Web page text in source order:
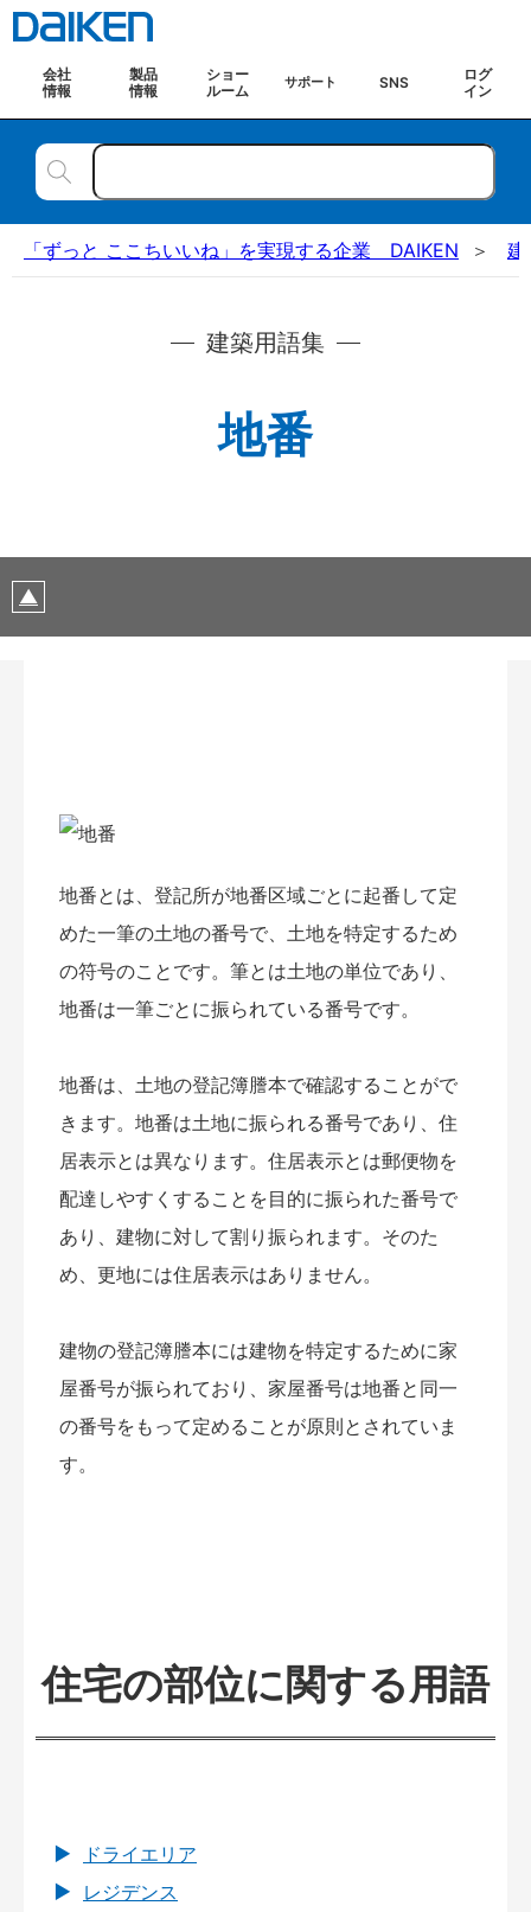
会社
情報
製品
情報
ショー
ルーム
サポート SNS
ログ
イン
「ずっと ここちいいね」を実現する企業 DAIKEN 建
建築用語集
地番
地番とは、登記所が地番区域ごとに起番して定
めた一筆の土地の番号で、土地を特定するため
の符号のことです。筆とは土地の単位であり、
地番は一筆ごとに振られている番号です。
地番は、土地の登記簿謄本で確認することがで
きます。地番は土地に振られる番号であり、住
居表示とは異なります。住居表示とは郵便物を
配達しやすくすることを目的に振られた番号で
あり、建物に対して割り振られます。そのた
め、更地には住居表示はありません。
建物の登記簿謄本には建物を特定するために家
屋番号が振られており、家屋番号は地番と同一
の番号をもって定めることが原則とされていま
す。
住宅の部位に関する用語
ドライエリア
レジデンス